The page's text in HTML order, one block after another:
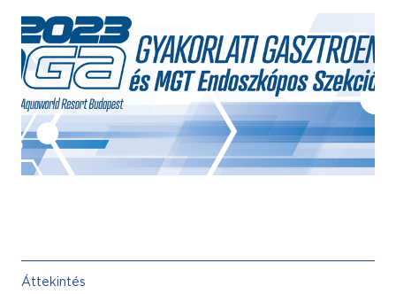
Áttekintés